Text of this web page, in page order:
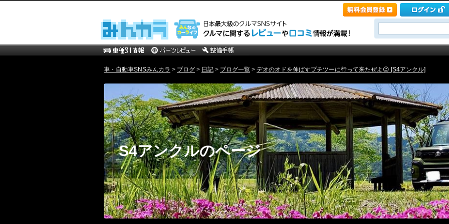
車・自動車SNSみんカラ > ブログ > 日記 > ブログ一覧 > デオのオドを伸ばすプチツーに行って来たぜよ😉 [S4アンクル]
S4アンクルのページ